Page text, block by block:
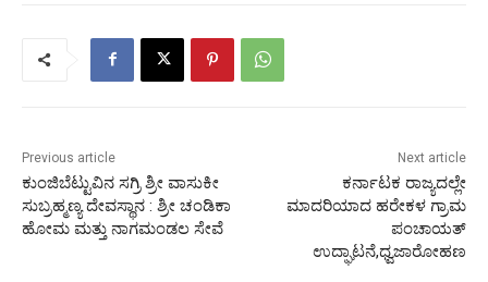
Previous article
ಕುಂಜಿಬೆಟ್ಟುವಿನ ಸಗ್ರಿ ಶ್ರೀ ವಾಸುಕೀ
ಸುಬ್ರಹ್ಮಣ್ಯ ದೇವಸ್ಥಾನ : ಶ್ರೀ ಚಂಡಿಕಾ
ಹೋಮ ಮತ್ತು ನಾಗಮಂಡಲ ಸೇವೆ
Next article
ಕರ್ನಾಟಕ ರಾಜ್ಯದಲ್ಲೇ
ಮಾದರಿಯಾದ ಹರೇಕಳ ಗ್ರಾಮ
ಪಂಚಾಯತ್
ಉದ್ಘಾಟನೆ,ಧ್ವಜಾರೋಹಣ